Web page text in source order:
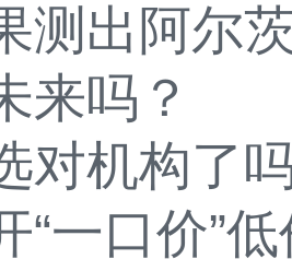
出阿尔茨
来吗？
机构了
口价”低